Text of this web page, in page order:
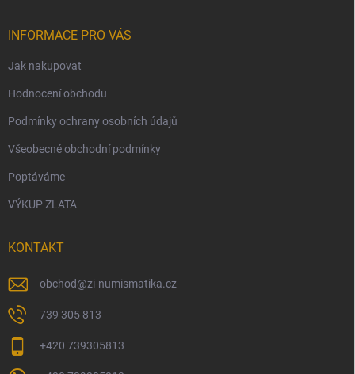
INFORMACE PRO VÁS
Jak nakupovat
Hodnocení obchodu
Podmínky ochrany osobních údajů
Všeobecné obchodní podmínky
Poptáváme
VÝKUP ZLATA
KONTAKT
obchod@zi-numismatika.cz
739 305 813
+420 739305813